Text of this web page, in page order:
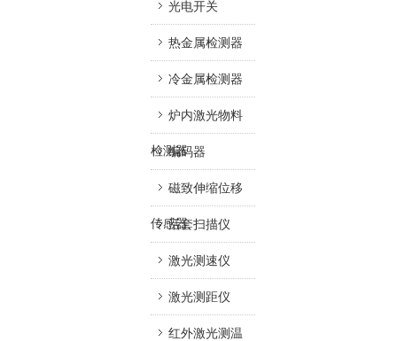
光电开关
热金属检测器
冷金属检测器
炉内激光物料
检测器编码器
磁致伸缩位移
传感器活套扫描仪
激光测速仪
激光测距仪
红外激光测温